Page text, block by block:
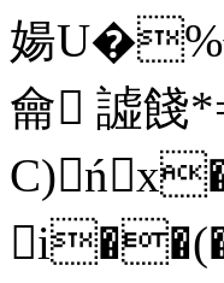
婸
龠 譃餞
i��(�